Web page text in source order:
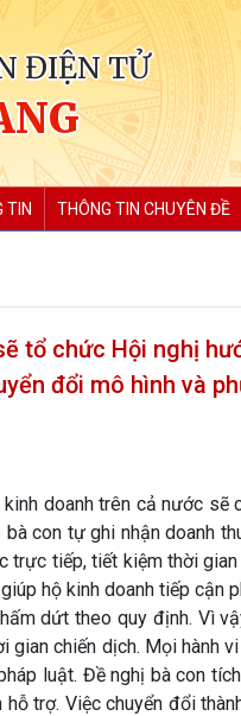
ĐIỆN TỬ
TIN THÔNG TIN CHUYÊN ĐỀ
tổ chức Hội nghị
đổi mô hình và
doanh trên cả nước
con tự ghi nhận doanh
tiếp, tiết kiệm thời
hộ kinh doanh tiếp cận
dứt theo quy định. Vì
gian chiến dịch. Mọi hành
luật. Đề nghị bà con
trợ. Việc chuyển đổi